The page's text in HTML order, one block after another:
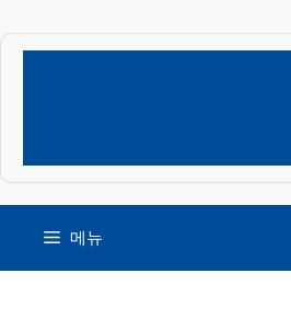
컨
너
뛰
메뉴